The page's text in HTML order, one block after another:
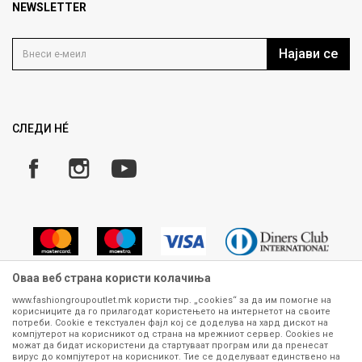
Продавница
Кариера
Политика на приватност
Како да купите
Замена и рефундација на производи
Плаќање
NEWSLETTER
Најави се
СЛЕДИ НÉ
Сите информации околу производите кои се изложени на нашата
онлајн продавница се стремиме да бидат конкретни, точни и прецизни,
меѓутоа не можеме да гарантираме дека се без ниту една грешка или
Оваа веб страна користи колачиња
www.fashiongroupoutlet.mk користи тнр. „cookies“ за да им помогне на
корисниците да го прилагодат користењето на интернетот на своите
потреби. Cookie е текстуален фајл кој се доделува на хард дискот на
компјутерот на корисникот од страна на мрежниот сервер. Cookies не
можат да бидат искористени да стартуваат програм или да пренесат
вирус до компјутерот на корисникот. Тие се доделуваат единствено на